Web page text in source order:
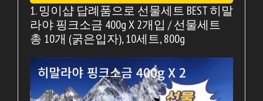
1. 밍이샵 답례품으로 선물세트 BEST 히말
라야 핑크소금 400g X 2개입 / 선물세트
총 10개 (굵은입자), 10세트, 800g